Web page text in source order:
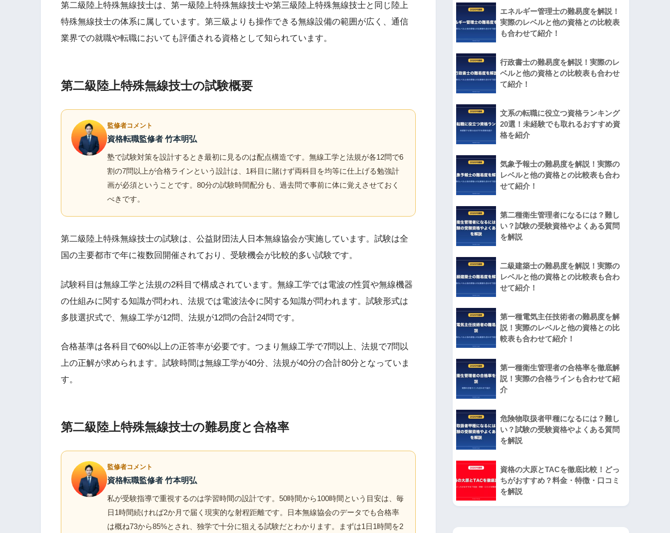
第二級陸上特殊無線技士は、第一級陸上特殊無線技士や第三級陸上特殊無線技士と同じ陸上
特殊無線技士の体系に属しています。第三級よりも操作できる無線設備の範囲が広く、通信
業界での就職や転職においても評価される資格として知られています。
第二級陸上特殊無線技士の試験概要
監修者コメント
資格転職監修者 竹本明弘
塾で試験対策を設計するとき最初に見るのは配点構造です。無線工学と法規が各12問で6
割の7問以上が合格ラインという設計は、1科目に賭けず両科目を均等に仕上げる勉強計
画が必須ということです。80分の試験時間配分も、過去問で事前に体に覚えさせておく
べきです。
第二級陸上特殊無線技士の試験は、公益財団法人日本無線協会が実施しています。試験は全
国の主要都市で年に複数回開催されており、受験機会が比較的多い試験です。
試験科目は無線工学と法規の2科目で構成されています。無線工学では電波の性質や無線機器
の仕組みに関する知識が問われ、法規では電波法令に関する知識が問われます。試験形式は
多肢選択式で、無線工学が12問、法規が12問の合計24問です。
合格基準は各科目で60%以上の正答率が必要です。つまり無線工学で7問以上、法規で7問以
上の正解が求められます。試験時間は無線工学が40分、法規が40分の合計80分となっていま
す。
第二級陸上特殊無線技士の難易度と合格率
監修者コメント
資格転職監修者 竹本明弘
私が受験指導で重視するのは学習時間の設計です。50時間から100時間という目安は、毎
日1時間続ければ2か月で届く現実的な射程距離です。日本無線協会のデータでも合格率
は概ね73から85%とされ、独学で十分に狙える試験だとわかります。まずは1日1時間を2
エネルギー管理士の難易度を解説！
実際のレベルと他の資格との比較表
も合わせて紹介！
行政書士の難易度を解説！実際のレ
ベルと他の資格との比較表も合わせ
て紹介！
文系の転職に役立つ資格ランキング
20選！未経験でも取れるおすすめ資
格を紹介
気象予報士の難易度を解説！実際の
レベルと他の資格との比較表も合わ
せて紹介！
第二種衛生管理者になるには？難し
い？試験の受験資格やよくある質問
を解説
二級建築士の難易度を解説！実際の
レベルと他の資格との比較表も合わ
せて紹介！
第一種電気主任技術者の難易度を解
説！実際のレベルと他の資格との比
較表も合わせて紹介！
第一種衛生管理者の合格率を徹底解
説！実際の合格ラインも合わせて紹
介
危険物取扱者甲種になるには？難し
い？試験の受験資格やよくある質問
を解説
資格の大原とTACを徹底比較！どっ
ちがおすすめ？料金・特徴・口コミ
を解説